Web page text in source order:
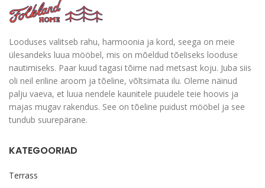
Looduses valitseb rahu, harmoonia ja kord, seega on meie
ülesandeks luua mööbel, mis on mõeldud tõeliseks looduse
nautimiseks. Paar kuud tagasi tõime nad metsast koju. Juba siis
oli neil eriline aroom ja tõeline, võltsimata ilu. Oleme näinud
palju vaeva, et luua nendele kaunitele puudele teie hoovis ja
majas mugav rakendus. See on tõeline puidust mööbel ja see
tundub suurepärane.
KATEGOORIAD
Terrass